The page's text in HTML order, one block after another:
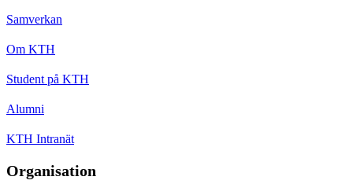
Samverkan
Om KTH
Student på KTH
Alumni
KTH Intranät
Organisation